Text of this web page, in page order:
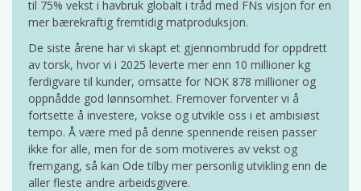
til 75% vekst i havbruk globalt i tråd med FNs visjon for en
mer bærekraftig fremtidig matproduksjon.
De siste årene har vi skapt et gjennombrudd for oppdrett
av torsk, hvor vi i 2025 leverte mer enn 10 millioner kg
ferdigvare til kunder, omsatte for NOK 878 millioner og
oppnådde god lønnsomhet. Fremover forventer vi å
fortsette å investere, vokse og utvikle oss i et ambisiøst
tempo. Å være med på denne spennende reisen passer
ikke for alle, men for de som motiveres av vekst og
fremgang, så kan Ode tilby mer personlig utvikling enn de
aller fleste andre arbeidsgivere.